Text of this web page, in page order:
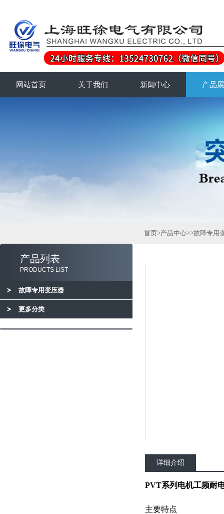
网站首页 关于我们 新闻中心 产品
产品列表
PRODUCTS LIST
故障专用变压器
更多分类
首页>产品中心>>故障专用
详细介绍
PVT系列电机工频耐
主要特点